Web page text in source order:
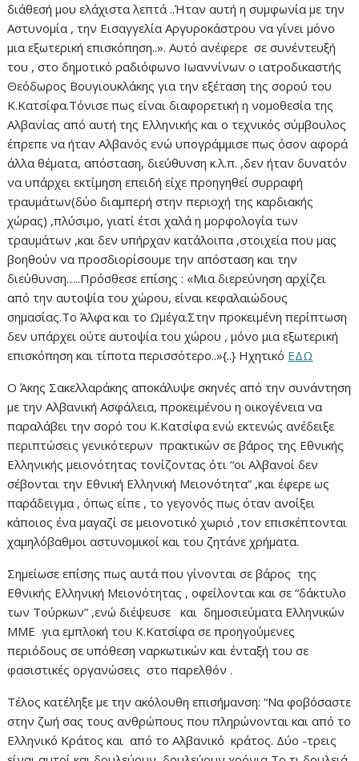
διάθεσή μου ελάχιστα λεπτά ..Ήταν αυτή η συμφωνία με την
Αστυνομία , την Εισαγγελία Αργυροκάστρου να γίνει μόνο
μια εξωτερική επισκόπηση..». Αυτό ανέφερε σε συνέντευξή
του , στο δημοτικό ραδιόφωνο Ιωαννίνων ο ιατροδικαστής
Θεόδωρος Βουγιουκλάκης για την εξέταση της σορού του
Κ.Κατσίφα.Τόνισε πως είναι διαφορετική η νομοθεσία της
Αλβανίας από αυτή της Ελληνικής και ο τεχνικός σύμβουλος
έπρεπε να ήταν Αλβανός ενώ υπογράμμισε πως όσον αφορά
άλλα θέματα, απόσταση, διεύθυνση κ.λ.π. ,δεν ήταν δυνατόν
να υπάρχει εκτίμηση επειδή είχε προηγηθεί συρραφή
τραυμάτων(δύο διαμπερή στην περιοχή της καρδιακής
χώρας) ,πλύσιμο, γιατί έτσι χαλά η μορφολογία των
τραυμάτων ,και δεν υπήρχαν κατάλοιπα ,στοιχεία που μας
βοηθούν να προσδιορίσουμε την απόσταση και την
διεύθυνση…..Πρόσθεσε επίσης : «Μια διερεύνηση αρχίζει
από την αυτοψία του χώρου, είναι κεφαλαιώδους
σημασίας.Το Άλφα και το Ωμέγα.Στην προκειμένη περίπτωση
δεν υπάρχει ούτε αυτοψία του χώρου , μόνο μια εξωτερική
επισκόπηση και τίποτα περισσότερο..»{..} Ηχητικό ΕΔΩ
Ο Άκης Σακελλαράκης αποκάλυψε σκηνές από την συνάντηση
με την Αλβανική Ασφάλεια, προκειμένου η οικογένεια να
παραλάβει την σορό του Κ.Κατσίφα ενώ εκτενώς ανέδειξε
περιπτώσεις γενικότερων πρακτικών σε βάρος της Εθνικής
Ελληνικής μειονότητας τονίζοντας ότι “οι Αλβανοί δεν
σέβονται την Εθνική Ελληνική Μειονότητα” ,και έφερε ως
παράδειγμα , όπως είπε , το γεγονός πως όταν ανοίξει
κάποιος ένα μαγαζί σε μειονοτικό χωριό ,τον επισκέπτονται
χαμηλόβαθμοι αστυνομικοί και του ζητάνε χρήματα.
Σημείωσε επίσης πως αυτά που γίνονται σε βάρος της
Εθνικής Ελληνική Μειονότητας , οφείλονται και σε “δάκτυλο
των Τούρκων” ,ενώ διέψευσε και δημοσιεύματα Ελληνικών
ΜΜΕ για εμπλοκή του Κ.Κατσίφα σε προηγούμενες
περιόδους σε υπόθεση ναρκωτικών και ένταξή του σε
φασιστικές οργανώσεις στο παρελθόν .
Τέλος κατέληξε με την ακόλουθη επισήμανση: “Να φοβόσαστε
στην ζωή σας τους ανθρώπους που πληρώνονται και από το
Ελληνικό Κράτος και από το Αλβανικό κράτος. Δύο -τρεις